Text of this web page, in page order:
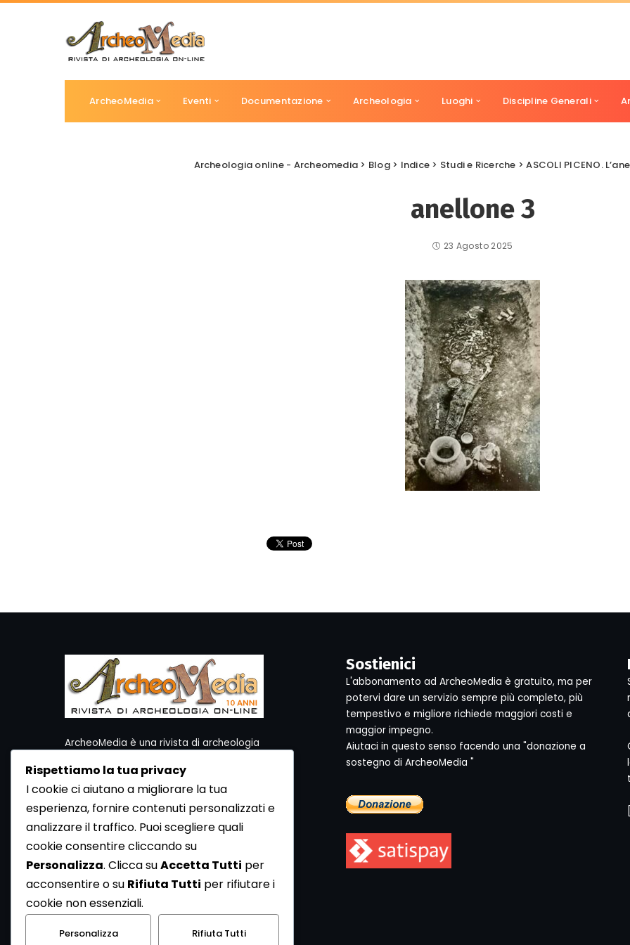
ArcheoMedia Eventi Documentazione Archeologia Luoghi Discipline Generali
Archeologia online - Archeomedia > Blog> Indice > Studi e Ricerche >ASCOLI PICENO.
anellone 3
23 Agosto 2025
ArcheoMedia è una rivista di archeologia
Per contattare la Redazione potete utilizzare i
seguenti recapiti:
Redazione ArcheoMedia c/o Mediares S.c.
Via Gioberti 80/D - 10128 Torino
Tel 011.5806363 - Fax 011.5808561
http://www.mediares.to.it
http://www.didatticatorino.it
Sostienici
L'abbonamento ad ArcheoMedia è gratuito, ma per
potervi dare un servizio sempre più completo, più
tempestivo e migliore richiede maggiori costi e
maggior impegno.
Aiutaci in questo senso facendo una "donazione a
sostegno di ArcheoMedia "
[
Rispettiamo la tua privacy
I cookie ci aiutano a migliorare la tua
esperienza, fornire contenuti personalizzati e
analizzare il traffico. Puoi scegliere quali
cookie consentire cliccando su
Personalizza. Clicca suAccetta Tutti per
acconsentire o su Rifiuta Tutti per rifiutare i
cookie non essenziali.
Personalizza Rifiuta Tutti